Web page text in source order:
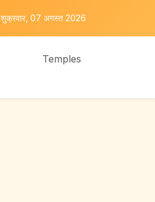
शुक्रवार, 07 अगस्त 2026
Temples